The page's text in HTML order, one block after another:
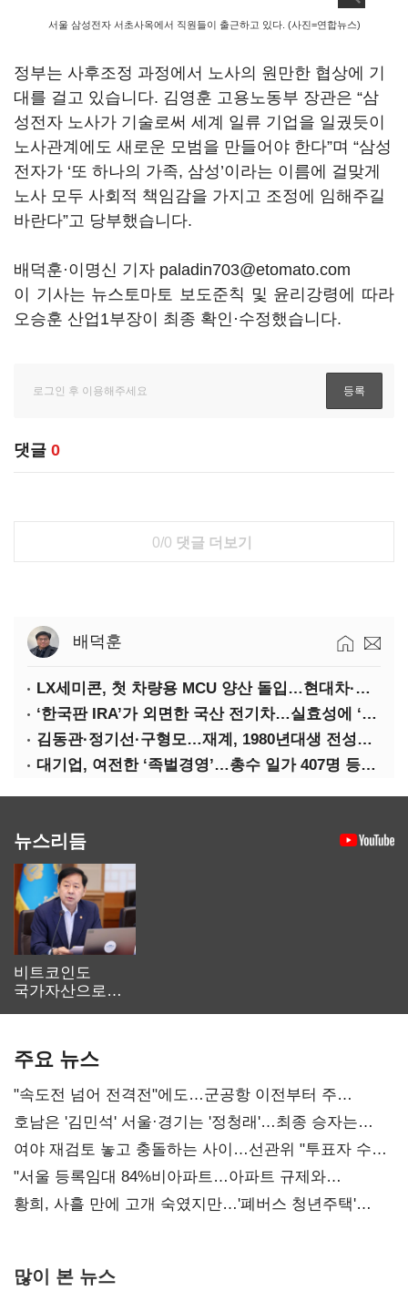
서울 삼성전자 서초사옥에서 직원들이 출근하고 있다. (사진=연합뉴스)
정부는 사후조정 과정에서 노사의 원만한 협상에 기
대를 걸고 있습니다. 김영훈 고용노동부 장관은 “삼
성전자 노사가 기술로써 세계 일류 기업을 일궜듯이
노사관계에도 새로운 모범을 만들어야 한다”며 “삼성
전자가 ‘또 하나의 가족, 삼성’이라는 이름에 걸맞게
노사 모두 사회적 책임감을 가지고 조정에 임해주길
바란다”고 당부했습니다.
배덕훈·이명신 기자 paladin703@etomato.com
이 기사는 뉴스토마토 보도준칙 및 윤리강령에 따라
오승훈 산업1부장이 최종 확인·수정했습니다.
댓글 0
0/0 댓글 더보기
배덕훈
LX세미콘, 첫 차량용 MCU 양산 돌입…현대차·기아에 공급
‘한국판 IRA’가 외면한 국산 전기차…실효성에 ‘의문’
김동관·정기선·구형모…재계, 1980년대생 전성시대
대기업, 여전한 ‘족벌경영’…총수 일가 407명 등기임원
뉴스리듬
비트코인도
국가자산으로…'
주요 뉴스
"속도전 넘어 전격전"에도…군공항 이전부터 주
52시간까지 '뇌관'
호남은 '김민석' 서울·경기는 '정청래'…최종 승자는
'안갯속'
여야 재검토 놓고 충돌하는 사이…선관위 "투표자 수
오차 당연"
"서울 등록임대 84%비아파트…아파트 규제와
달리해야"
황희, 사흘 만에 고개 숙였지만…'폐버스 청년주택'
많이 본 뉴스